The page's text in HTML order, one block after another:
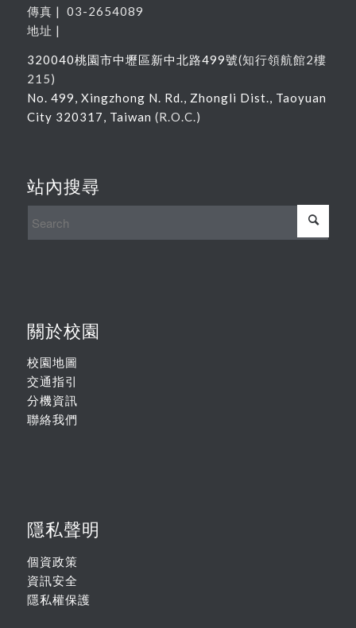
傳真 | 03-2654089
地址 |
320040桃園市中壢區新中北路499號(知行領航館2樓
215)
No. 499, Xingzhong N. Rd., Zhongli Dist., Taoyuan
City 320317, Taiwan (R.O.C.)
站內搜尋
關於校園
校園地圖
交通指引
分機資訊
聯絡我們
隱私聲明
個資政策
資訊安全
隱私權保護